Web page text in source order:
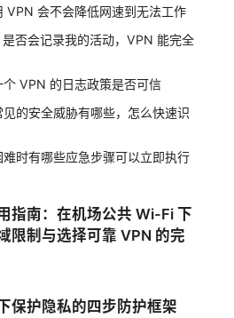
VPN 会不会降低网速到无法工作
否会记录我的活动，VPN 能完全
个 VPN 的日志政策是否可信
的安全威胁有哪些，怎么快速识
时有哪些应急步骤可以立即执行
指南：在机场公共 Wi-Fi 下
限制与选择可靠 VPN 的完
保护隐私的四步防护框架